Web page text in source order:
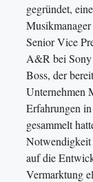
gegründet,
Senior Vice
A&R bei
Boss, der
Unternehmen
Erfahrungen
gesammelt
Notwendigkeit
auf die
Vermarktung